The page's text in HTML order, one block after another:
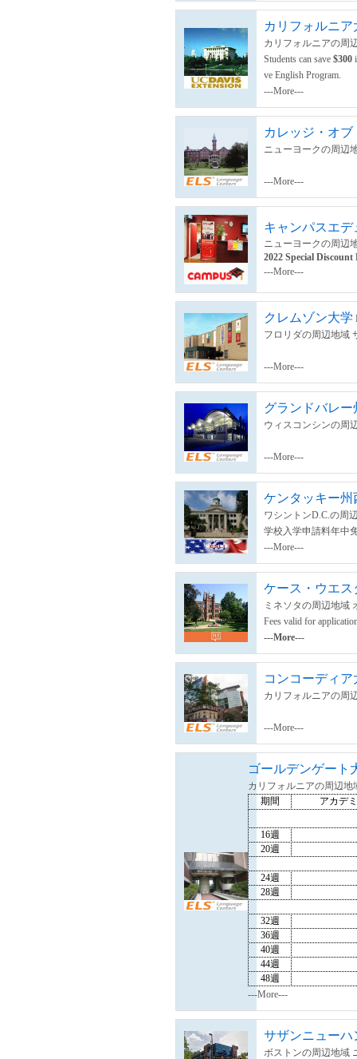
カリフォルニ
カリフォルニアの周
Students can save $300
ve English Program.
---More---
カレッジ・オ
ニューヨークの周辺
---More---
キャンパスエ
ニューヨークの周辺
2022 Special Discount
---More---
クレムゾン大学
フロリダの周辺地域
---More---
グランドバレー
ウィスコンシンの周
---More---
ケンタッキー州
ワシントンD.C.の周
学校入学申請料年中
---More---
ケース・ウエ
ミネソタの周辺地域
Fees valid for
---More---
コンコーディア
カリフォルニアの周
---More---
ゴールデンゲート
カリフォルニアの周辺地
期間
アカデ
16週
20週
24週
28週
32週
36週
40週
44週
48週
---More---
サザンニュー
ボストンの周辺地域